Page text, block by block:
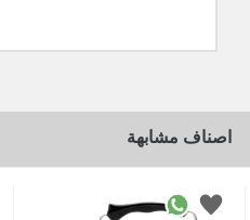
اصناف مشابهة